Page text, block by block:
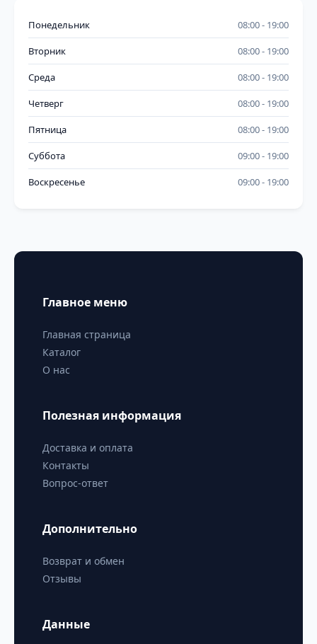
Понедельник 08:00 19:00
Вторник 08:00 19:00
Среда 08:00 19:00
Четверг 08:00 19:00
Пятница 08:00 19:00
Суббота 09:00 19:00
Воскресенье 09:00 19:00
Главное меню
Главная страница
Каталог
О нас
Полезная информация
Доставка и оплата
Контакты
Вопрос-ответ
Дополнительно
Возврат и обмен
Отзывы
Данные